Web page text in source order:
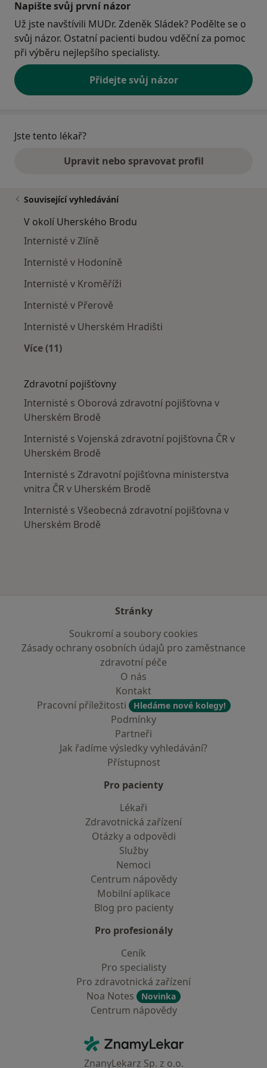
Napište svůj první názor
Už jste navštívili MUDr. Zdeněk Sládek? Podělte se o
svůj názor. Ostatní pacienti budou vděční za pomoc
při výběru nejlepšího specialisty.
Přidejte svůj názor
Jste tento lékař?
Upravit nebo spravovat profil
Související vyhledávání
V okolí Uherského Brodu
Internisté v Zlíně
Internisté v Hodoníně
Internisté v Kroměříži
Internisté v Přerově
Internisté v Uherském Hradišti
Více (11)
Zdravotní pojišťovny
Internisté s Oborová zdravotní pojišťovna v
Uherském Brodě
Internisté s Vojenská zdravotní pojišťovna ČR v
Uherském Brodě
Internisté s Zdravotní pojišťovna ministerstva
vnitra ČR v Uherském Brodě
Internisté s Všeobecná zdravotní pojišťovna v
Uherském Brodě
Stránky
Soukromí a soubory cookies
Zásady ochrany osobních údajů pro zaměstnance
zdravotní péče
O nás
Kontakt
Pracovní příležitosti
Hledáme nové kolegy!
Podmínky
Partneři
Jak řadíme výsledky vyhledávání?
Přístupnost
Pro pacienty
Lékaři
Zdravotnická zařízení
Otázky a odpovědi
Služby
Nemoci
Centrum nápovědy
Mobilní aplikace
Blog pro pacienty
Pro profesionály
Ceník
Pro specialisty
Pro zdravotnická zařízení
Noa Notes
Novinka
Centrum nápovědy
ZnamyLekar - Hlavní stránka
ZnanyLekarz Sp. z o.o.